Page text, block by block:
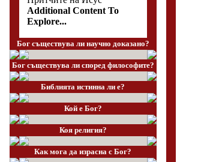
Additional Content To
Explore...
Бог съществува ли научно доказано?
Бог съществува ли според философите?
Библията истинна ли е?
Кой е Бог?
Коя религия?
Как мога да израсна с Бог?